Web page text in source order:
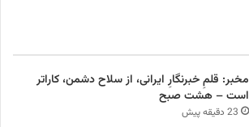
مخبر: قلمِ خبرنگارِ ایرانی، از سلاح دشمن، کاراتر
است – هشت صبح
23 دقیقه پیش